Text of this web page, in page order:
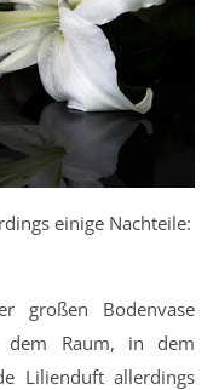
einige Nachteile:
großen Bodenvase
Raum, in dem
Lilienduft allerdings